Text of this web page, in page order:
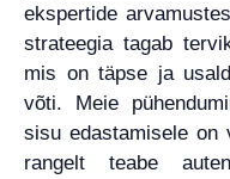
ekspertide
strateegia tagab
mis on täpse ja
võti. Meie
sisu edastamisele on
rangelt teabe